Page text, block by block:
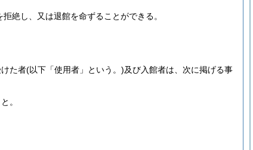
絶し、又は退館を命ずることができる。
た者(以下「使用者」という。)及び入館者は、次に掲げる事
。